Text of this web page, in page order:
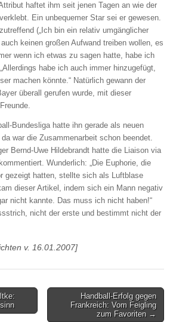
haftet ihm seit jenen Tagen an wie der
Ein unbequemer Star sei er gewesen.
(„Ich bin ein relativ umgänglicher
keinen großen Aufwand treiben wollen, es
wenn ich etwas zu sagen hatte, habe ich
habe ich auch immer hinzugefügt,
machen könnte.“ Natürlich gewann der
überall gerufen wurde, mit dieser
Bundesliga hatte ihn gerade als neuen
war die Zusammenarbeit schon beendet.
Bernd-Uwe Hildebrandt hatte die Liaison via
Wunderlich: „Die Euphorie, die
gezeigt hatten, stellte sich als Luftblase
dieser Artikel, indem sich ein Mann negativ
nicht kannte. Das muss ich nicht haben!“
nicht der erste und bestimmt nicht der
v. 16.01.2007]
Handball-Erfolg gegen
Frankreich: Vom Feigling
zum Favoriten →